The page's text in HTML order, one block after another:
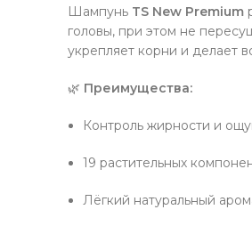
Шампунь TS New Premium
головы, при этом не
укрепляет корни и делает
🌿 Преимущества:
Контроль жирности и
19 растительных
Лёгкий натуральный